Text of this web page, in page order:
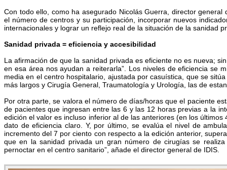
Con todo ello, como ha asegurado Nicolás Guerra, director
el número de centros y su participación, incorporar nuevos
internacionales y lograr un reflejo real de la situación de la sanidad
Sanidad privada = eficiencia y accesibilidad
La afirmación de que la sanidad privada es eficiente no es nueva;
en esa área nos ayudan a reiterarla”. Los niveles de eficiencia se
media en el centro hospitalario, ajustada por casuística, que se
más largos y Cirugía General, Traumatología y Urología, las de
Por otra parte, se valora el número de días/horas que el paciente
de pacientes que ingresan entre las 6 y las 12 horas previas a la
edición el valor es incluso inferior al de las anteriores (en los
dato de eficiencia claro. Y, por último, se evalúa el nivel de
incremento del 7 por ciento con respecto a la edición anterior,
que en la sanidad privada un gran número de cirugías se
pernoctar en el centro sanitario”, añade el director general de IDIS.